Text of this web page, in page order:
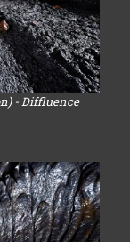
- Diffluence